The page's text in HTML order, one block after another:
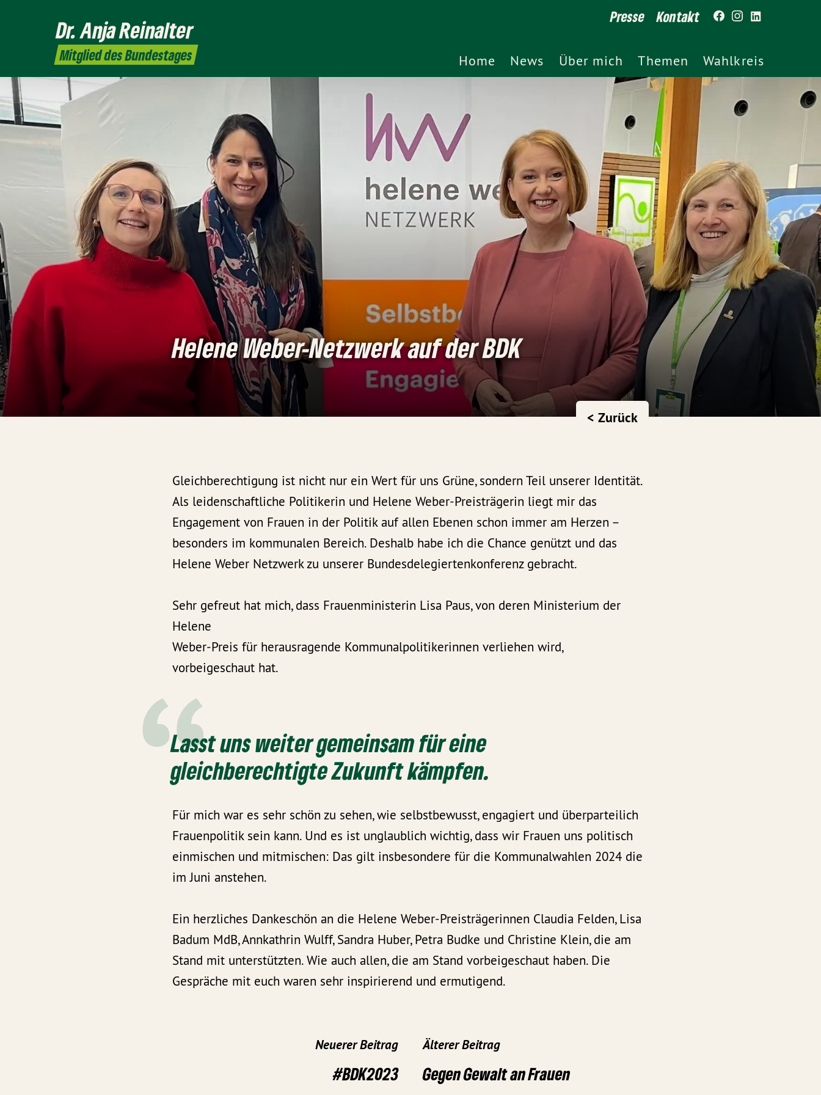
Dr. AnjaReinalter
Mitglied des Bundestages
Presse Kontakt
Home News Über mich Themen Wahlkreis
Helene Weber-Netzwerk auf der BDK
< Zurück
Gleichberechtigung ist nicht nur ein Wert für uns Grüne, sondern Teil unserer Identität.
Als leidenschaftliche Politikerin und Helene Weber-Preisträgerin liegt mir das
Engagement von Frauen in der Politik auf allen Ebenen schon immer am Herzen –
besonders im kommunalen Bereich. Deshalb habe ich die Chance genützt und das
Helene Weber Netzwerk zu unserer Bundesdelegiertenkonferenz gebracht.
Sehr gefreut hat mich, dass Frauenministerin Lisa Paus, von deren Ministerium der
Helene
Weber-Preis für herausragende Kommunalpolitikerinnen verliehen wird,
vorbeigeschaut hat.
Lasst uns weiter gemeinsam für eine
gleichberechtigte Zukunft kämpfen.
Für mich war es sehr schön zu sehen, wie selbstbewusst, engagiert und überparteilich
Frauenpolitik sein kann. Und es ist unglaublich wichtig, dass wir Frauen uns politisch
einmischen und mitmischen: Das gilt insbesondere für die Kommunalwahlen 2024 die
im Juni anstehen.
Ein herzliches Dankeschön an die Helene Weber-Preisträgerinnen Claudia Felden, Lisa
Badum MdB, Annkathrin Wulff, Sandra Huber, Petra Budke und Christine Klein, die am
Stand mit unterstützten. Wie auch allen, die am Stand vorbeigeschaut haben. Die
Gespräche mit euch waren sehr inspirierend und ermutigend.
Neuerer Beitrag
#BDK2023
Älterer Beitrag
Gegen Gewalt an Frauen